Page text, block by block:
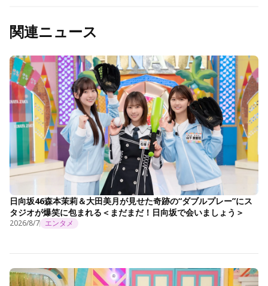
関連ニュース
日向坂46森本茉莉＆大田美月が見せた奇跡の“ダブルプレー”にス
タジオが爆笑に包まれる＜まだまだ！日向坂で会いましょう＞
2026/8/7 エンタメ